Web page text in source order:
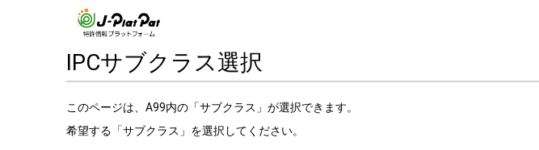
IPCサブクラス選択
このページは、A99内の「サブクラス」が選択できます。
希望する「サブクラス」を選択してください。